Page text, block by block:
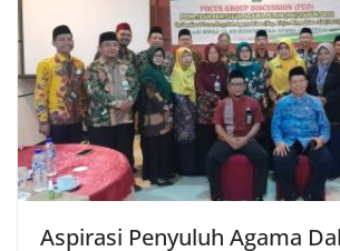
Aspirasi Penyuluh Agama